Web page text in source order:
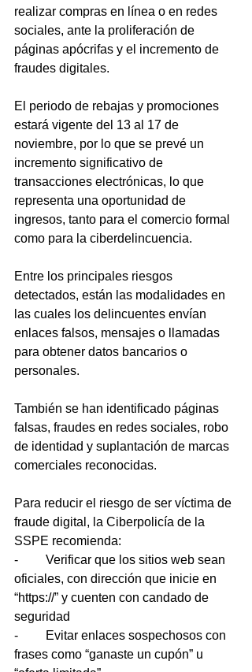
realizar compras en línea o en redes
sociales, ante la proliferación de
páginas apócrifas y el incremento de
fraudes digitales.
El periodo de rebajas y promociones
estará vigente del 13 al 17 de
noviembre, por lo que se prevé un
incremento significativo de
transacciones electrónicas, lo que
representa una oportunidad de
ingresos, tanto para el comercio formal
como para la ciberdelincuencia.
Entre los principales riesgos
detectados, están las modalidades en
las cuales los delincuentes envían
enlaces falsos, mensajes o llamadas
para obtener datos bancarios o
personales.
También se han identificado páginas
falsas, fraudes en redes sociales, robo
de identidad y suplantación de marcas
comerciales reconocidas.
Para reducir el riesgo de ser víctima de
fraude digital, la Ciberpolicía de la
SSPE recomienda:
-	Verificar que los sitios web sean
oficiales, con dirección que inicie en
“https://” y cuenten con candado de
seguridad
-	Evitar enlaces sospechosos con
frases como “ganaste un cupón” u